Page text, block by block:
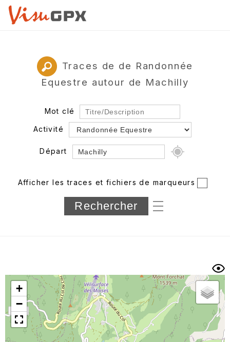
Traces de de Randonnée
Equestre autour de Machilly
Mot clé
Activité
Départ
Département
Longueur min/max
Trier par
Horodatage Photos
Afficher les traces et fichiers de marqueurs
+
−